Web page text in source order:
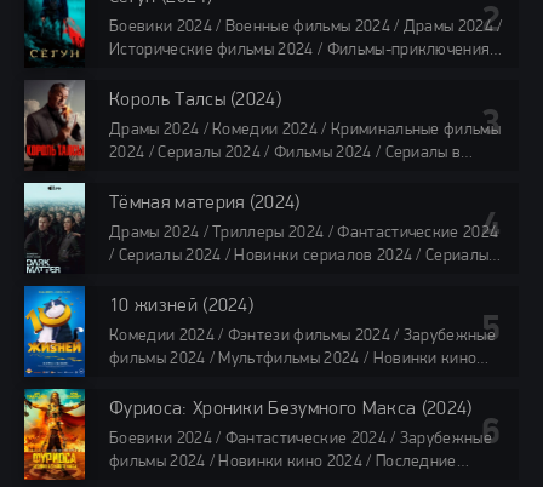
Смотреть фильмы онлайн
118 мин.
Боевики 2024 / Военные фильмы 2024 / Драмы 2024 /
Исторические фильмы 2024 / Фильмы-приключения
Сериалы 4K / Фильмы 2024 / Сериалы в озвучке
TVShows / Сериалы в озвучке LostFilm / Сериалы в
озвучке HDrezka Studio / Смотреть фильмы онлайн
все серии по 45 минут
Король Талсы (2024)
Драмы 2024 / Комедии 2024 / Криминальные фильмы
2024 / Сериалы 2024 / Фильмы 2024 / Сериалы в
Сериалы в озвучке HDrezka Studio / Смотреть фильмы
онлайн
40 мин
Тёмная материя (2024)
Драмы 2024 / Триллеры 2024 / Фантастические 2024
/ Сериалы 2024 / Новинки сериалов 2024 / Сериалы
Сериалы в озвучке LostFilm / Сериалы в озвучке
HDrezka Studio / Смотреть фильмы онлайн
все серии по 45 мин.
10 жизней (2024)
Комедии 2024 / Фэнтези фильмы 2024 / Зарубежные
фильмы 2024 / Мультфильмы 2024 / Новинки кино
/ Фильмы 2024 / Популярные фильмы / Смотреть
фильмы онлайн
88 мин.
Фуриоса: Хроники Безумного Макса (2024)
Боевики 2024 / Фантастические 2024 / Зарубежные
фильмы 2024 / Новинки кино 2024 / Последние